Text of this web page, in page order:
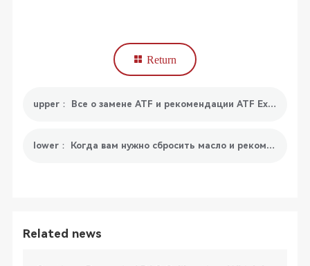
Return
upper： Все о замене ATF и рекомендации ATF Exchanger
lower： Когда вам нужно сбросить масло и рекомендуемый инструмент для сброса масла
Related news